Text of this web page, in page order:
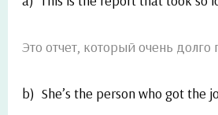
Это отчет, который очень долго
b) She’s the person who got the